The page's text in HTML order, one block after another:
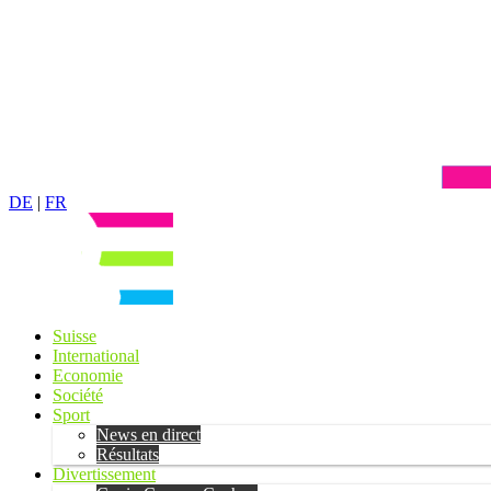
DE | FR
Suisse
International
Economie
Société
Sport
News en direct
Résultats
Divertissement